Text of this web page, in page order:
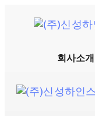
Skip to content
회사소개